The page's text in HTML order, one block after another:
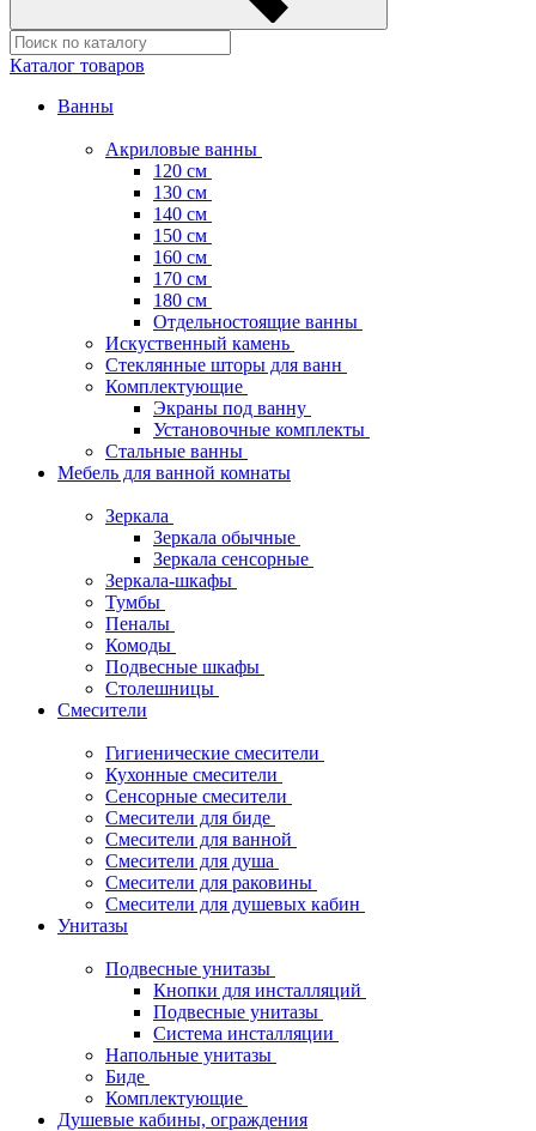
Каталог товаров
Ванны
Акриловые ванны
120 см
130 см
140 см
150 см
160 см
170 см
180 см
Отдельностоящие ванны
Искуственный камень
Стеклянные шторы для ванн
Комплектующие
Экраны под ванну
Установочные комплекты
Стальные ванны
Мебель для ванной комнаты
Зеркала
Зеркала обычные
Зеркала сенсорные
Зеркала-шкафы
Тумбы
Пеналы
Комоды
Подвесные шкафы
Столешницы
Смесители
Гигиенические смесители
Кухонные смесители
Сенсорные смесители
Смесители для биде
Смесители для ванной
Смесители для душа
Смесители для раковины
Смесители для душевых кабин
Унитазы
Подвесные унитазы
Кнопки для инсталляций
Подвесные унитазы
Система инсталляции
Напольные унитазы
Биде
Комплектующие
Душевые кабины, ограждения